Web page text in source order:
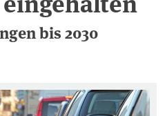
bis 2030